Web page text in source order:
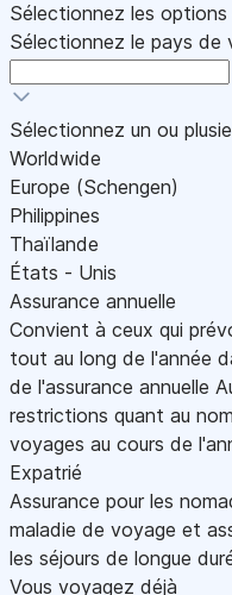
Sélectionnez les options
Sélectionnez le pays de
Sélectionnez un ou
Worldwide
Europe (Schengen)
Philippines
Thaïlande
États - Unis
Assurance annuelle
Convient à ceux qui
tout au long de l'année
de l'assurance annuelle
restrictions quant au
voyages au cours de
Expatrié
Assurance pour les
maladie de voyage et
les séjours de longue
Vous voyagez déjà